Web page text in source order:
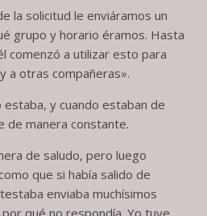
la solicitud le enviáramos un
grupo y horario éramos. Hasta
comenzó a utilizar esto para
a otras compañeras».
y cuando estaban de
de manera constante.
de saludo, pero luego
que si había salido de
enviaba muchísimos
qué no respondía. Yo tuve